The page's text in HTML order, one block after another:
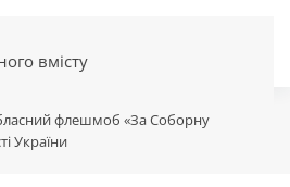
вмісту
флешмоб «За Соборну
України